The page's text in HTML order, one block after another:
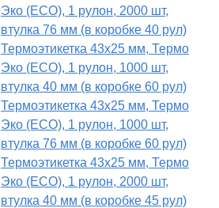
Эко (ECO), 1 рулон, 2000 шт,
втулка 76 мм (в коробке 40 рул)
Термоэтикетка 43х25 мм, Термо
Эко (ECO), 1 рулон, 1000 шт,
втулка 40 мм (в коробке 60 рул)
Термоэтикетка 43х25 мм, Термо
Эко (ECO), 1 рулон, 1000 шт,
втулка 76 мм (в коробке 60 рул)
Термоэтикетка 43х25 мм, Термо
Эко (ECO), 1 рулон, 2000 шт,
втулка 40 мм (в коробке 45 рул)